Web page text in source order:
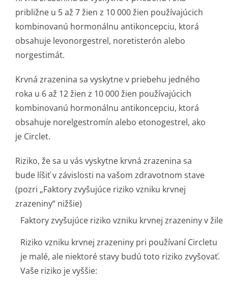
približne u 5 až 7 žien z 10 000 žien používajúcich
kombinovanú hormonálnu antikoncepciu, ktorá
obsahuje levonorgestrel, noretisterón alebo
norgestimát.
Krvná zrazenina sa vyskytne v priebehu jedného
roka u 6 až 12 žien z 10 000 žien používajúcich
kombinovanú hormonálnu antikoncepciu, ktorá
obsahuje norelgestromín alebo etonogestrel, ako
je Circlet.
Riziko, že sa u vás vyskytne krvná zrazenina sa
bude líšiť v závislosti na vašom zdravotnom stave
(pozri „Faktory zvyšujúce riziko vzniku krvnej
zrazeniny“ nižšie)
Faktory zvyšujúce riziko vzniku krvnej zrazeniny v žile
Riziko vzniku krvnej zrazeniny pri používaní Circletu
je malé, ale niektoré stavy budú toto riziko zvyšovať.
Vaše riziko je vyššie: